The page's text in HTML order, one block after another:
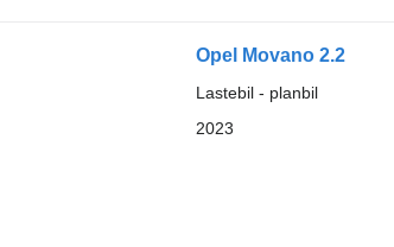
Opel Movano 2.2
Lastebil - planbil
2023